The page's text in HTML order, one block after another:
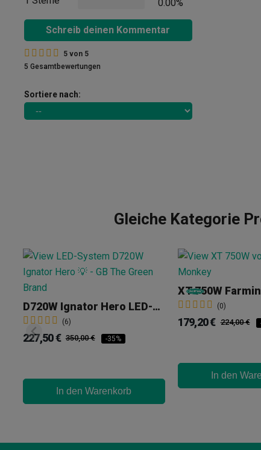
0.00%
Schreib deinen Kommentar
5 von 5
5 Gesamtbewertungen
Sortiere nach:
Gleiche Kategorie
D720W Ignator Hero LED-System
(6)
227,50 € 350,00 € -35%
In den Warenkorb
XT 750W
(0)
179,20 € 224,00 €
In den